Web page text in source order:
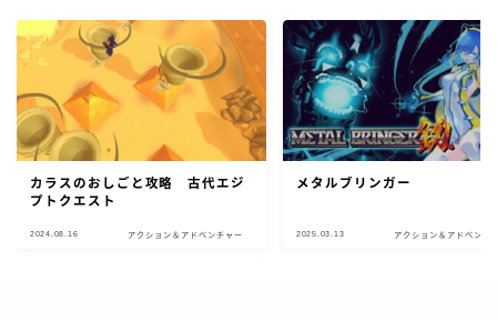
カラスのおしごと攻略 古代エジ
プトクエスト
2024.08.16 アクション＆アドベンチャー
メタルブリンガー
2025.03.13 アクション＆アドベンチ